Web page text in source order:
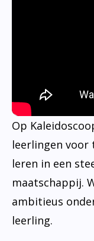
Op
leerlingen voor
leren in een
maatschappij.
ambitieus
leerling.